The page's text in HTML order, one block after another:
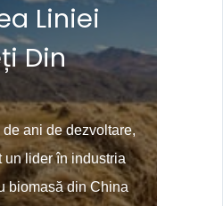
Liniei
Din
ani de dezvoltare,
un lider în industria
biomasă din China